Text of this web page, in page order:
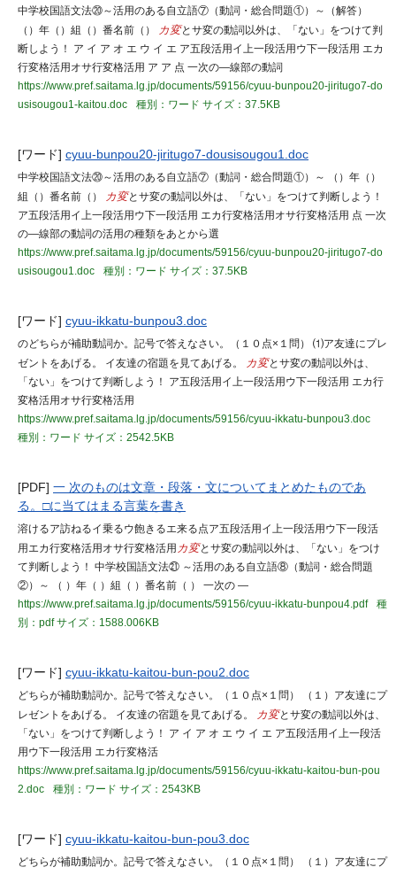
中学校国語文法⑳～活用のある自立語⑦（動詞・総合問題①）～（解答）
（）年（）組（）番名前（）
カ変とサ変の動詞以外は、「ない」をつけて判
断しよう！ ア イ ア オ エ ウ イ エ ア五段活用イ上一段活用ウ下一段活用 エカ
行変格活用オサ行変格活用 ア ア 点 一次の―線部の動詞
https://www.pref.saitama.lg.jp/documents/59156/cyuu-bunpou20-jiritugo7-do
usisougou1-kaitou.doc
種別：ワード サイズ：37.5KB
[ワード] cyuu-bunpou20-jiritugo7-dousisougou1.doc
中学校国語文法⑳～活用のある自立語⑦（動詞・総合問題①）～ （）年（）
組（）番名前（）
カ変とサ変の動詞以外は、「ない」をつけて判断しよう！
ア五段活用イ上一段活用ウ下一段活用 エカ行変格活用オサ行変格活用 点 一次
の―線部の動詞の活用の種類をあとから選
https://www.pref.saitama.lg.jp/documents/59156/cyuu-bunpou20-jiritugo7-do
usisougou1.doc
種別：ワード サイズ：37.5KB
[ワード] cyuu-ikkatu-bunpou3.doc
のどちらが補助動詞か。記号で答えなさい。（１０点×１問） ⑴ア友達にプレ
ゼントをあげる。 イ友達の宿題を見てあげる。
カ変とサ変の動詞以外は、
「ない」をつけて判断しよう！ ア五段活用イ上一段活用ウ下一段活用 エカ行
変格活用オサ行変格活用
https://www.pref.saitama.lg.jp/documents/59156/cyuu-ikkatu-bunpou3.doc
種別：ワード サイズ：2542.5KB
[PDF] 一 次のものは文章・段落・文についてまとめたものであ
る。□に当てはまる言葉を書き
溶けるア訪ねるイ乗るウ飽きるエ来る点ア五段活用イ上一段活用ウ下一段活
用エカ行変格活用オサ行変格活用 カ変とサ変の動詞以外は、「ない」をつけ
て判断しよう！ 中学校国語文法㉑ ～活用のある自立語⑧（動詞・総合問題
②）～ （ ）年（ ）組（ ）番名前（ ） 一次の ―
https://www.pref.saitama.lg.jp/documents/59156/cyuu-ikkatu-bunpou4.pdf
種
別：pdfサイズ：1588.006KB
[ワード] cyuu-ikkatu-kaitou-bun-pou2.doc
どちらが補助動詞か。記号で答えなさい。（１０点×１問） （１）ア友達にプ
レゼントをあげる。 イ友達の宿題を見てあげる。
カ変とサ変の動詞以外は、
「ない」をつけて判断しよう！ ア イ ア オ エ ウ イ エ ア五段活用イ上一段活
用ウ下一段活用 エカ行変格活
https://www.pref.saitama.lg.jp/documents/59156/cyuu-ikkatu-kaitou-bun-pou
2.doc
種別：ワード サイズ：2543KB
[ワード] cyuu-ikkatu-kaitou-bun-pou3.doc
どちらが補助動詞か。記号で答えなさい。（１０点×１問） （１）ア友達にプ